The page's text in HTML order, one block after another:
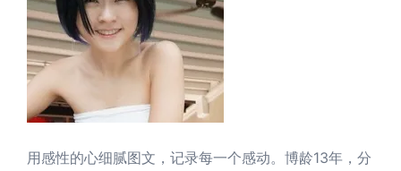
用感性的心细腻图文，记录每一个感动。博龄13年，分